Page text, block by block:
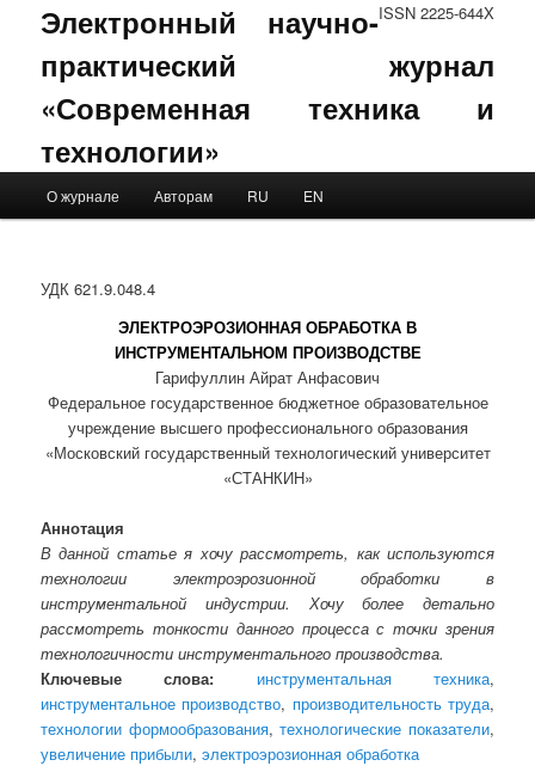
ISSN 2225-644X
Электронный научно-
практический журнал
«Современная техника и
технологии»
Skip to primary content
Skip to secondary content
О журнале Авторам RU EN
УДК 621.9.048.4
ЭЛЕКТРОЭРОЗИОННАЯ ОБРАБОТКА В
ИНСТРУМЕНТАЛЬНОМ ПРОИЗВОДСТВЕ
Гарифуллин Айрат Анфасович
Федеральное государственное бюджетное образовательное
учреждение высшего профессионального образования
«Московский государственный технологический университет
«СТАНКИН»
Аннотация
В данной статье я хочу рассмотреть, как используются
технологии электроэрозионной обработки в
инструментальной индустрии. Хочу более детально
рассмотреть тонкости данного процесса с точки зрения
технологичности инструментального производства.
Ключевые слова:
инструментальная техника,
инструментальное производство, производительность труда,
технологии формообразования,технологические показатели,
увеличение прибыли,электроэрозионная обработка